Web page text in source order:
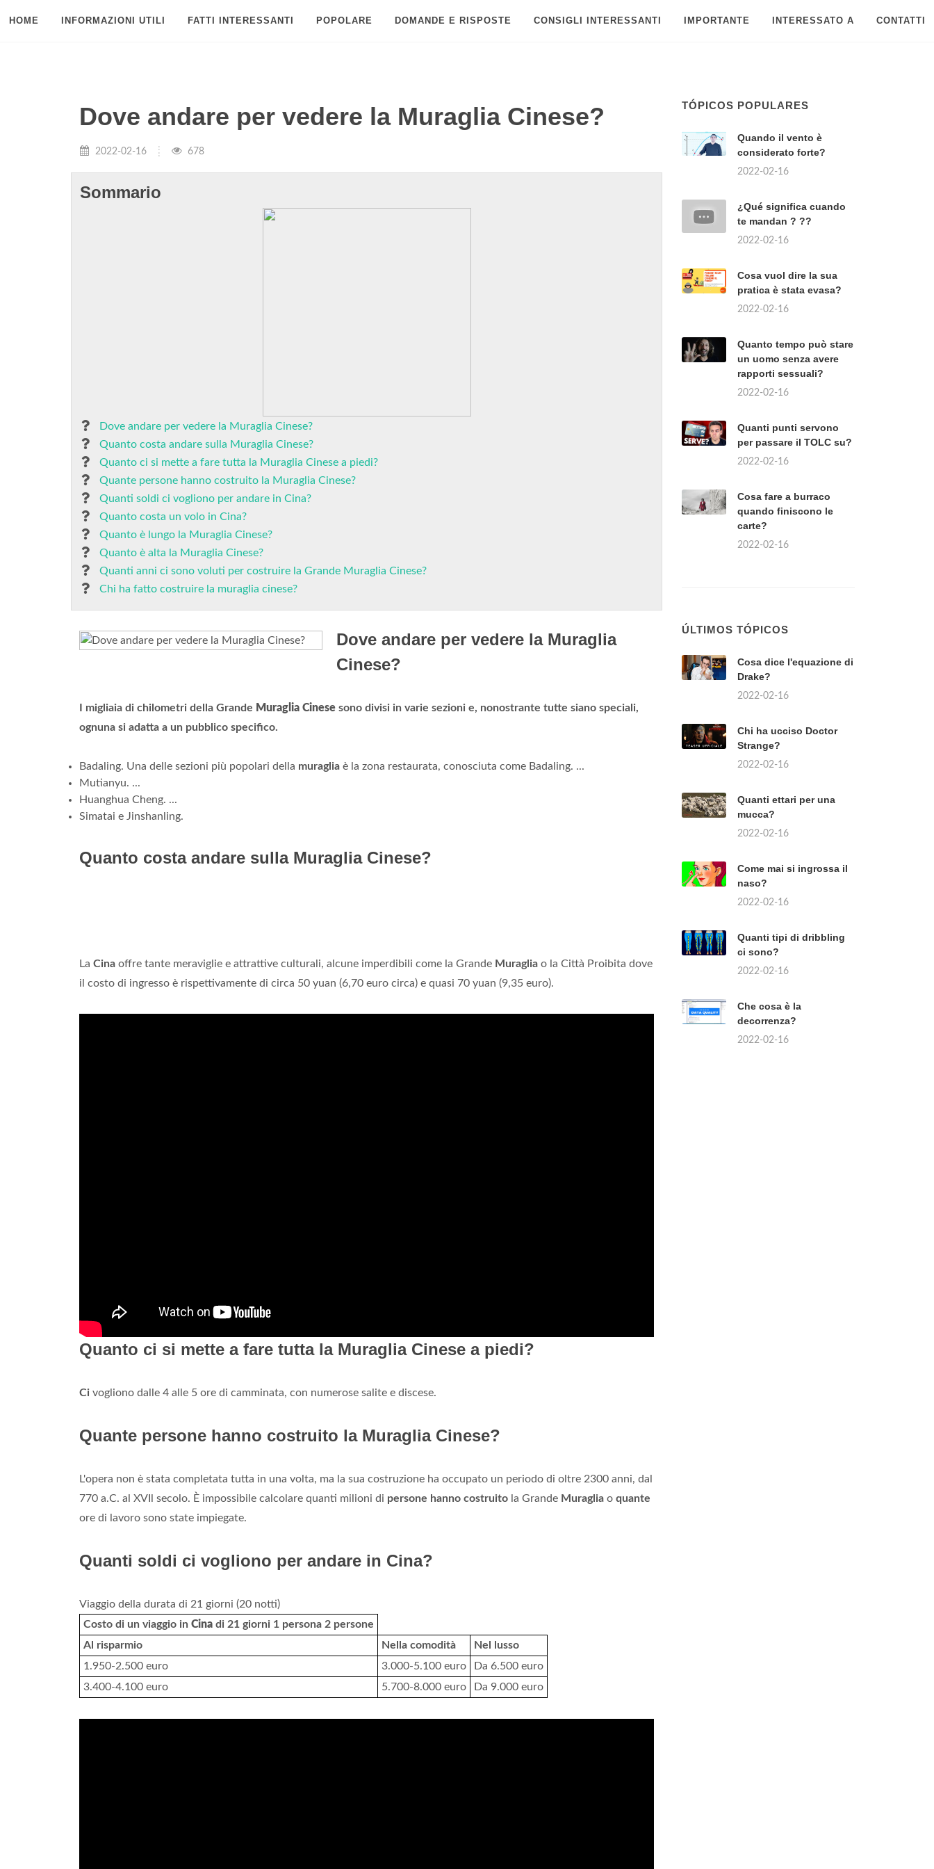
HOME INFORMAZIONI UTILI FATTI INTERESSANTI POPOLARE DOMANDE E RISPOSTE CONSIGLI INTERESSANTI IMPORTANTE INTERESSATO A CONTATTI
Dove andare per vedere la Muraglia Cinese?
2022-02-16 678
Sommario
Dove andare per vedere la Muraglia Cinese?
Quanto costa andare sulla Muraglia Cinese?
Quanto ci si mette a fare tutta la Muraglia Cinese a piedi?
Quante persone hanno costruito la Muraglia Cinese?
Quanti soldi ci vogliono per andare in Cina?
Quanto costa un volo in Cina?
Quanto è lungo la Muraglia Cinese?
Quanto è alta la Muraglia Cinese?
Quanti anni ci sono voluti per costruire la Grande Muraglia Cinese?
Chi ha fatto costruire la muraglia cinese?
Dove andare per vedere la Muraglia
Cinese?
I migliaia di chilometri della Grande Muraglia Cinese sono divisi in varie sezioni e, nonostrante tutte siano speciali,
ognuna si adatta a un pubblico specifico.
Badaling. Una delle sezioni più popolari della muraglia è la zona restaurata, conosciuta come Badaling. ...
Mutianyu. ...
Huanghua Cheng. ...
Simatai e Jinshanling.
Quanto costa andare sulla Muraglia Cinese?
La Cina offre tante meraviglie e attrattive culturali, alcune imperdibili come la Grande Muraglia o la Città Proibita dove
il costo di ingresso è rispettivamente di circa 50 yuan (6,70 euro circa) e quasi 70 yuan (9,35 euro).
Quanto ci si mette a fare tutta la Muraglia Cinese a piedi?
Ci vogliono dalle 4 alle 5 ore di camminata, con numerose salite e discese.
Quante persone hanno costruito la Muraglia Cinese?
L'opera non è stata completata tutta in una volta, ma la sua costruzione ha occupato un periodo di oltre 2300 anni, dal
770 a.C. al XVIl secolo. È impossibile calcolare quanti milioni di persone hanno costruito la Grande Muraglia o quante
ore di lavoro sono state impiegate.
Quanti soldi ci vogliono per andare in Cina?
Viaggio della durata di 21 giorni (20 notti)
Costo di un viaggio in Cina di 21 giorni 1 persona 2 persone
Al risparmio
Nella comodità
Nel lusso
1.950-2.500 euro
3.000-5.100 euro
Da 6.500 euro
3.400-4.100 euro
5.700-8.000 euro Da 9.000 euro
TÓPICOS POPULARES
Quando il vento è
considerato forte?
2022-02-16
¿Qué significa cuando
te mandan ? ??
2022-02-16
Cosa vuol dire la sua
pratica è stata evasa?
2022-02-16
Quanto tempo può stare
un uomo senza avere
rapporti sessuali?
2022-02-16
Quanti punti servono
per passare il TOLC su?
2022-02-16
Cosa fare a burraco
quando finiscono le
carte?
2022-02-16
ÚLTIMOS TÓPICOS
Cosa dice l'equazione di
Drake?
2022-02-16
Chi ha ucciso Doctor
Strange?
2022-02-16
Quanti ettari per una
mucca?
2022-02-16
Come mai si ingrossa il
naso?
2022-02-16
Quanti tipi di dribbling
ci sono?
2022-02-16
Che cosa è la
decorrenza?
2022-02-16